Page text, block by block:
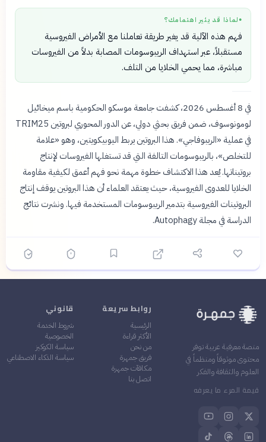
● لماذا قد يثير اهتمامك؟
فهم هذه الآلية قد يغير طريقة تعاملنا مع الأمراض الفيروسية
مستقبلاً، عبر استهداف الريبوسومات المصابة بدلاً من الفيروسات
مباشرة، مما يحمي الخلايا من التلف.
في 8 أغسطس 2026، كشفت جامعة موسكو الحكومية باسم ميخائيل
لومونوسوف، ضمن فريق بحثي دولي، عن الدور المحوري لبروتين TRIM25
في عملية «الريبوفاجي». هذا البروتين يربط اليوبيكويتين، وهو «علامة
للتخلص»، بالريبوسومات التالفة التي قد تستغلها الفيروسات لإنتاج
بروتيناتها. يُعد هذا الاكتشاف خطوة مهمة نحو فهم أعمق لكيفية مقاومة
الخلايا للعدوى الفيروسية، حيث يعتقد العلماء أن هذا البروتين يوقف إنتاج
البروتينات الفيروسية بتدمير الريبوسومات المستخدمة فيها. ونشرت نتائج
الدراسة في مجلة Autophagy.
منصة معرفية عربية توفر
محتوى موثوقاً ومنظماً في
العلوم والثقافة والفكر
قيمة المرء ما يعرفه
روابط سريعة
الرئيسية
الأكثر قراءة
من نحن
فريق جمهرة
مكافآت جمهرة
اتصل بنا
قانوني
شروط الخدمة
الخصوصية
سياسة الكوكيز
سياسة الذكاء الاصطناعي